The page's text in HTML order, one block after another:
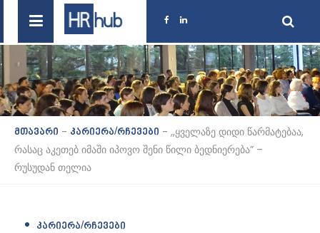
მთავარი - კარიერა/რჩევები - ,,ყველაზე დიდი წარმატებაა,
რასაც აკეთებ იმაში იპოვო შენი წილი ბედნიერება” –
რუსუდან თელია
ᲙᲐᲠᲘᲔᲠᲐ/ᲠᲩᲔᲕᲔᲑᲘ